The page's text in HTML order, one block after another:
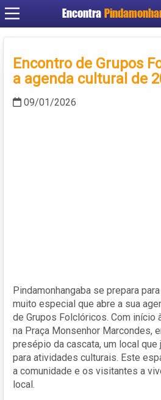
Encontra
Criar
Encontro de Grupos
a agenda cultural de
09/01/2026
Pindamonhangaba se prepara
muito especial que abre a sua
de Grupos Folclóricos. Com início
na Praça Monsenhor Marcondes,
presépio da cascata, um local que
para atividades culturais. Este
a comunidade e os visitantes a
local.